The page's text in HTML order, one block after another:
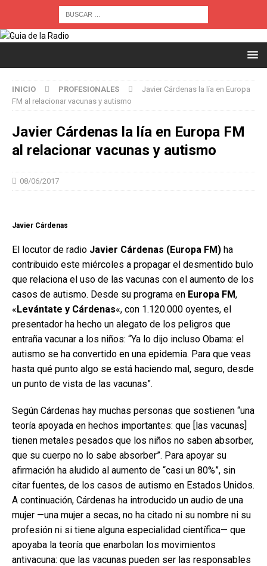
INICIO PROFESIONALES
Javier Cárdenas la lía en Europa
FM al relacionar vacunas y autismo
Javier Cárdenas la lía en Europa FM
al relacionar vacunas y autismo
08/06/2017
Javier Cárdenas
El locutor de radio Javier Cárdenas (Europa FM) ha
contribuido este miércoles a propagar el desmentido bulo
que relaciona el uso de las vacunas con el aumento de los
casos de autismo. Desde su programa en Europa FM,
«Levántate y Cárdenas«, con 1.120.000 oyentes, el
presentador ha hecho un alegato de los peligros que
entraña vacunar a los niños: “Ya lo dijo incluso Obama: el
autismo se ha convertido en una epidemia. Para que veas
hasta qué punto algo se está haciendo mal, seguro, desde
un punto de vista de las vacunas”.
Según Cárdenas hay muchas personas que sostienen “una
teoría apoyada en hechos importantes: que [las vacunas]
tienen metales pesados que los niños no saben absorber,
que su cuerpo no lo sabe absorber”. Para apoyar su
afirmación ha aludido al aumento de “casi un 80%”, sin
citar fuentes, de los casos de autismo en Estados Unidos.
A continuación, Cárdenas ha introducido un audio de una
mujer —una mujer a secas, no ha citado ni su nombre ni su
profesión ni si tiene alguna especialidad científica— que
apoyaba la teoría que enarbolan los movimientos
antivacuna: que las vacunas pueden ser las responsables